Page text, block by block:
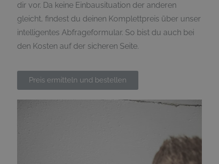
dir vor. Da keine Einbausituation der anderen
gleicht, findest du deinen Komplettpreis über unser
intelligentes Abfrageformular. So bist du auch bei
den Kosten auf der sicheren Seite.
Preis ermitteln und bestellen